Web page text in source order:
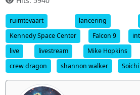
ruimtevaart lancering
Kennedy Space Center
Falcon 9
live
livestream Mike Hopkins
crew dragon
shannon walker